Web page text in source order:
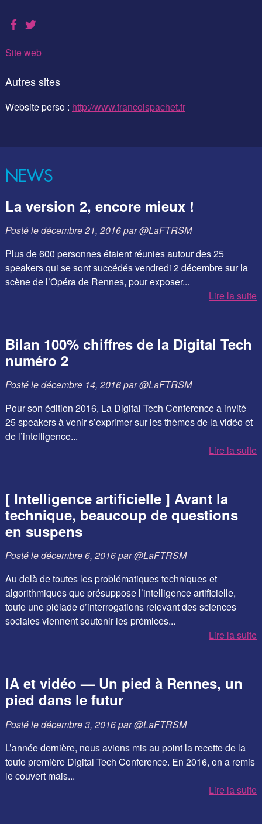
Site web
Autres sites
Website perso : http://www.francoispachet.fr
NEWS
La version 2, encore mieux !
Posté ledécembre 21, 2016par@LaFTRSM
Plus de 600 personnes étaient réunies autour des 25
speakers qui se sont succédés vendredi 2 décembre sur la
scène de l’Opéra de Rennes, pour exposer...
Lire la suite
Bilan 100% chiffres de la Digital Tech
numéro 2
Posté ledécembre 14, 2016par@LaFTRSM
Pour son édition 2016, La Digital Tech Conference a invité
25 speakers à venir s’exprimer sur les thèmes de la vidéo et
de l’intelligence...
Lire la suite
[ Intelligence artificielle ] Avant la
technique, beaucoup de questions
en suspens
Posté ledécembre 6, 2016par@LaFTRSM
Au delà de toutes les problématiques techniques et
algorithmiques que présuppose l’intelligence artificielle,
toute une pléiade d’interrogations relevant des sciences
sociales viennent soutenir les prémices...
Lire la suite
IA et vidéo — Un pied à Rennes, un
pied dans le futur
Posté ledécembre 3, 2016par@LaFTRSM
L’année dernière, nous avions mis au point la recette de la
toute première Digital Tech Conference. En 2016, on a remis
le couvert mais...
Lire la suite